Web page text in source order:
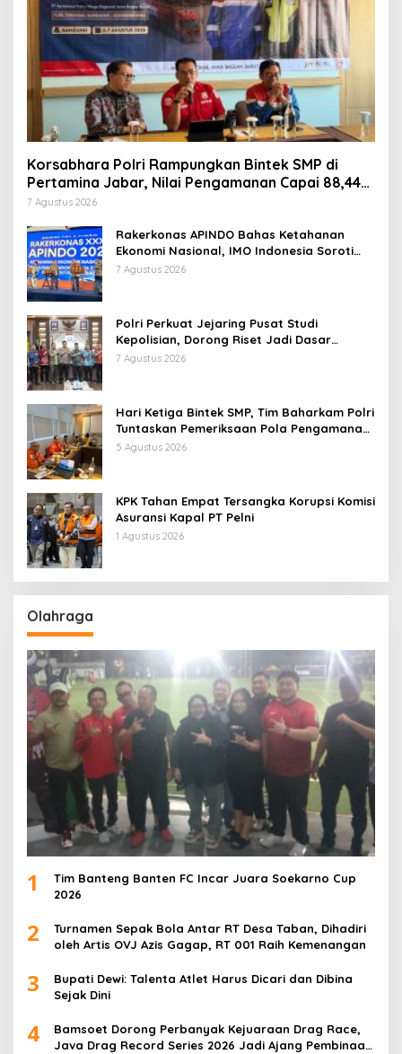
Korsabhara Polri Rampungkan Bintek SMP di
Pertamina Jabar, Nilai Pengamanan Capai 88,44
Persen
7 Agustus 2026
Rakerkonas APINDO Bahas Ketahanan
Ekonomi Nasional, IMO Indonesia Soroti
Pentingnya Kolaborasi Lintas Sektor
7 Agustus 2026
Polri Perkuat Jejaring Pusat Studi
Kepolisian, Dorong Riset Jadi Dasar
Kebijakan dan Inovasi
7 Agustus 2026
Hari Ketiga Bintek SMP, Tim Baharkam Polri
Tuntaskan Pemeriksaan Pola Pengamanan
Pertamina Patra Niaga Jabar
5 Agustus 2026
KPK Tahan Empat Tersangka Korupsi Komisi
Asuransi Kapal PT Pelni
1 Agustus 2026
Olahraga
1
Tim Banteng Banten FC Incar Juara Soekarno Cup
2026
2
Turnamen Sepak Bola Antar RT Desa Taban, Dihadiri
oleh Artis OVJ Azis Gagap, RT 001 Raih Kemenangan
3
Bupati Dewi: Talenta Atlet Harus Dicari dan Dibina
Sejak Dini
4
Bamsoet Dorong Perbanyak Kejuaraan Drag Race,
Java Drag Record Series 2026 Jadi Ajang Pembinaan